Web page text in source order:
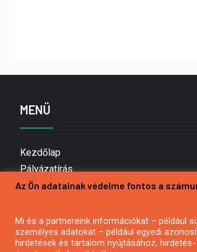
MENÜ
Kezdőlap
Pályázatírás
Bemutatkozás
Hírlevél feliratkozás
Impresszum
Az Ön adatainak védelme fontos a
Mi és a partnereink információkat – például
személyes adatokat – például egyedi
hirdetések és tartalom nyújtásához,